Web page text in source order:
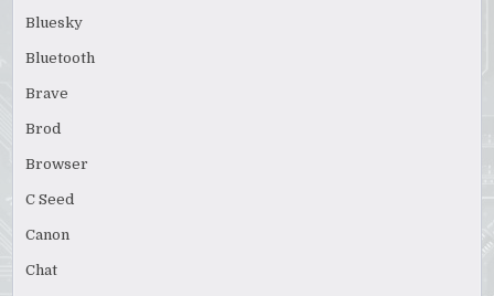
Bluesky
Bluetooth
Brave
Brod
Browser
C Seed
Canon
Chat